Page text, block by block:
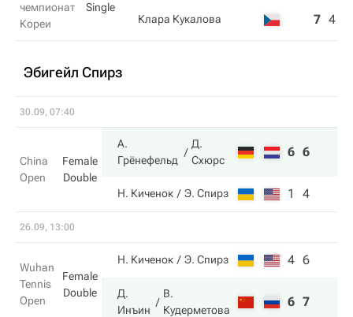
чемпионат
Кореи
Single
Клара Кукалова 7 4
Эбигейл Спирз
30.09, 07:40
China
Open
Female
Double
А.
Грёнефельд
Д.
Схюрс
6 6
Н. Киченок Э. Спирз 1 4
26.09, 13:00
Wuhan
Tennis
Open
Female
Double
Н. Киченок Э. Спирз 4 6
Д.
Инъин
В.
Кудерметова
6 7